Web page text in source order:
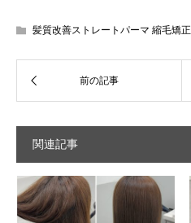
髪質改善ストレートパーマ 縮毛矯正
関連記事